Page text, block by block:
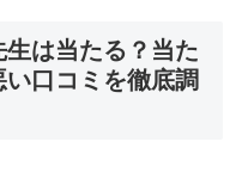
は当たる？当た
口コミを徹底調